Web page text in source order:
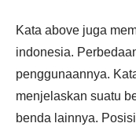
Kata above juga
indonesia.
penggunaannya.
menjelaskan suatu
benda lainnya.